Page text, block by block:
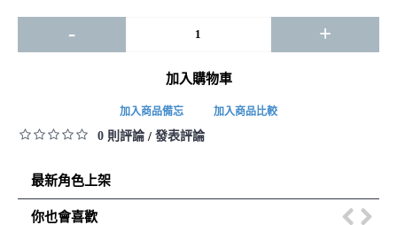
- +
加入購物車
加入商品備忘 加入商品比較
0 則評論 / 發表評論
最新角色上架
你也會喜歡